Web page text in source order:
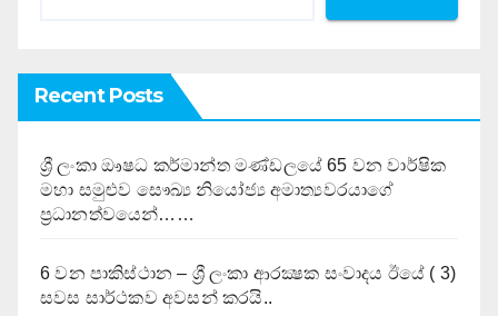
Recent Posts
ශ්‍රී ලංකා ඖෂධ කර්මාන්ත මණ්ඩලයේ 65 වන වාර්ෂික
මහා සමුළුව සෞඛ්‍ය නියෝජ්‍ය අමාත්‍යවරයාගේ
ප්‍රධානත්වයෙන්……
6 වන පාකිස්ථාන – ශ්‍රී ලංකා ආරක්‍ෂක සංවාදය ඊයේ ( 3)
සවස සාර්ථකව අවසන් කරයි..